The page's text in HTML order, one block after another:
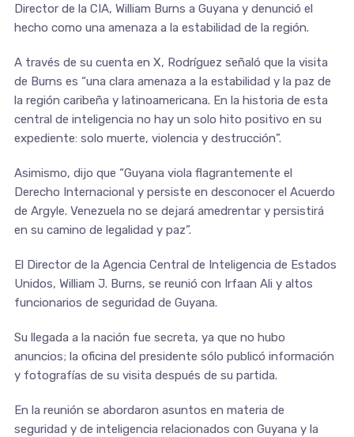
Director de la CIA, William Burns a Guyana y denunció el
hecho como una amenaza a la estabilidad de la región.
A través de su cuenta en X, Rodríguez señaló que la visita
de Burns es “una clara amenaza a la estabilidad y la paz de
la región caribeña y latinoamericana. En la historia de esta
central de inteligencia no hay un solo hito positivo en su
expediente: solo muerte, violencia y destrucción”.
Asimismo, dijo que “Guyana viola flagrantemente el
Derecho Internacional y persiste en desconocer el Acuerdo
de Argyle. Venezuela no se dejará amedrentar y persistirá
en su camino de legalidad y paz”.
El Director de la Agencia Central de Inteligencia de Estados
Unidos, William J. Burns, se reunió con Irfaan Ali y altos
funcionarios de seguridad de Guyana.
Su llegada a la nación fue secreta, ya que no hubo
anuncios; la oficina del presidente sólo publicó información
y fotografías de su visita después de su partida.
En la reunión se abordaron asuntos en materia de
seguridad y de inteligencia relacionados con Guyana y la